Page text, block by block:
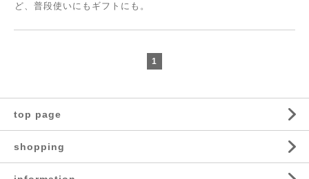
ど、普段使いにもギフトにも。
1
top page
shopping